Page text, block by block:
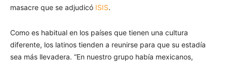
masacre que se adjudicó ISIS.
Como es habitual en los países que tienen una cultura
diferente, los latinos tienden a reunirse para que su estadía
sea más llevadera. “En nuestro grupo había mexicanos,